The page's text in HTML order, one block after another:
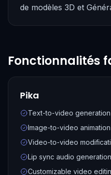
de modèles 3D et
Fonctionnalités
Pika
Text-to-video generation
Image-to-video animation
Video-to-video
Lip sync audio generation
Customizable video